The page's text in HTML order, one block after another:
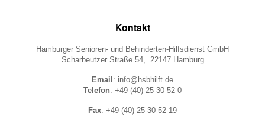
Kontakt
Hamburger Senioren- und Behinderten-Hilfsdienst GmbH
Scharbeutzer Straße 54, 22147 Hamburg
Email : info@hsbhilft.de
Telefon: +49 (40) 25 30 52 0
Fax: +49 (40) 25 30 52 19